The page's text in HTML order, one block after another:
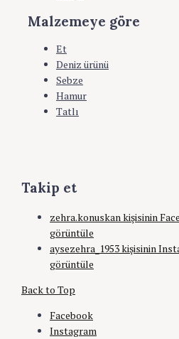
Malzemeye göre
Et
Deniz ürünü
Sebze
Hamur
Tatlı
Takip et
zehra.konuskan kişisinin
görüntüle
aysezehra_1953 kişisinin
görüntüle
Back to Top
Facebook
Instagram